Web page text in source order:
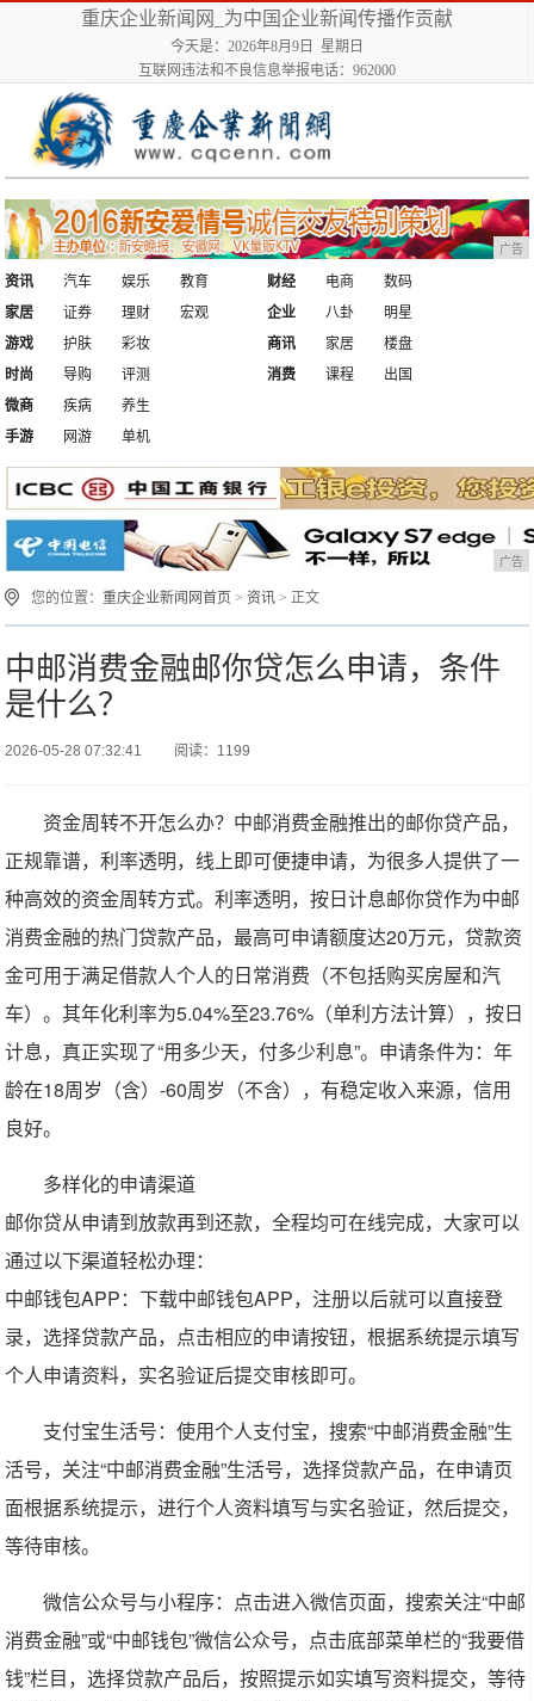
重庆企业新闻网_为中国企业新闻传播作贡献
今天是：2026年8月9日 星期日
互联网违法和不良信息举报电话：962000
广告
资讯 汽车 娱乐
教育
家居
证券 理财 宏观
财经 电商
数码
企业
八卦
明星
游戏
护肤
彩妆
时尚
导购 评测
商讯 家居
楼盘
消费
课程
出国
微商
疾病
养生
手游
网游 单机
广告
您的位置：重庆企业新闻网首页 >资讯 > 正文
中邮消费金融邮你贷怎么申请，条件
是什么？
2026-05-28 07:32:41 阅读：1199
资金周转不开怎么办？中邮消费金融推出的邮你贷产品，
正规靠谱，利率透明，线上即可便捷申请，为很多人提供了一
种高效的资金周转方式。利率透明，按日计息邮你贷作为中邮
消费金融的热门贷款产品，最高可申请额度达20万元，贷款资
金可用于满足借款人个人的日常消费（不包括购买房屋和汽
车）。其年化利率为5.04%至23.76%（单利方法计算），按日
计息，真正实现了“用多少天，付多少利息”。申请条件为：年
龄在18周岁（含）-60周岁（不含），有稳定收入来源，信用
良好。
多样化的申请渠道
邮你贷从申请到放款再到还款，全程均可在线完成，大家可以
通过以下渠道轻松办理：
中邮钱包APP：下载中邮钱包APP，注册以后就可以直接登
录，选择贷款产品，点击相应的申请按钮，根据系统提示填写
个人申请资料，实名验证后提交审核即可。
支付宝生活号：使用个人支付宝，搜索“中邮消费金融”生
活号，关注“中邮消费金融”生活号，选择贷款产品，在申请页
面根据系统提示，进行个人资料填写与实名验证，然后提交，
等待审核。
微信公众号与小程序：点击进入微信页面，搜索关注“中邮
消费金融”或“中邮钱包”微信公众号，点击底部菜单栏的“我要借
钱”栏目，选择贷款产品后，按照提示如实填写资料提交，等待